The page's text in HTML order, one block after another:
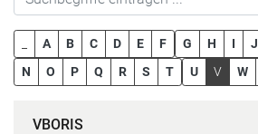
A B C D E F G H I J
N
O P Q R S T U V W
VBORIS